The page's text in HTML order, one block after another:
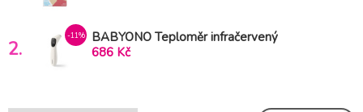
2.
-11%
BABYONO Teploměr infračervený
bezkontaktní
686 Kč